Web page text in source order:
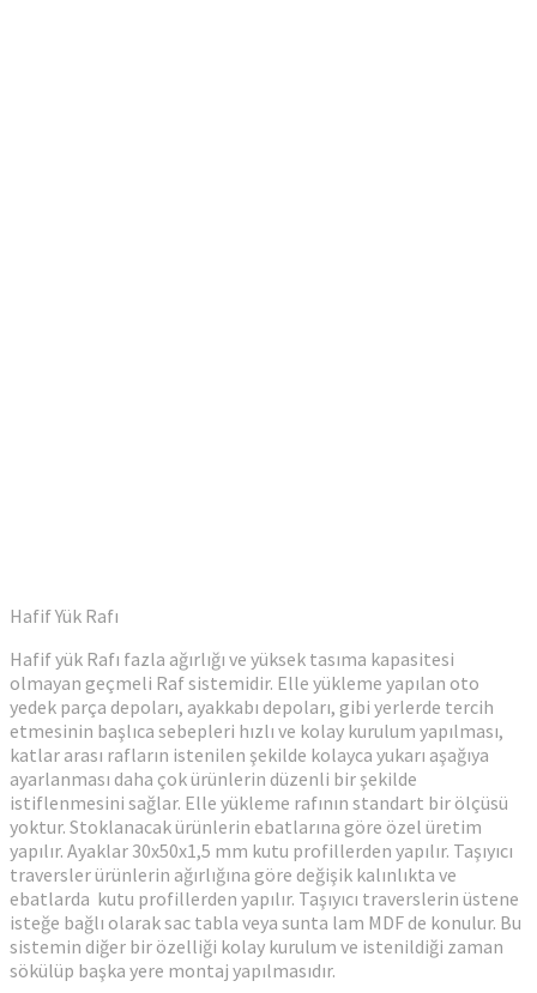
Hafif Yük Rafı
Hafif yük Rafı fazla ağırlığı ve yüksek tasıma kapasitesi
olmayan geçmeli Raf sistemidir. Elle yükleme yapılan oto
yedek parça depoları, ayakkabı depoları, gibi yerlerde tercih
etmesinin başlıca sebepleri hızlı ve kolay kurulum yapılması,
katlar arası rafların istenilen şekilde kolayca yukarı aşağıya
ayarlanması daha çok ürünlerin düzenli bir şekilde
istiflenmesini sağlar. Elle yükleme rafının standart bir ölçüsü
yoktur. Stoklanacak ürünlerin ebatlarına göre özel üretim
yapılır. Ayaklar 30x50x1,5 mm kutu profillerden yapılır. Taşıyıcı
traversler ürünlerin ağırlığına göre değişik kalınlıkta ve
ebatlarda kutu profillerden yapılır. Taşıyıcı traverslerin üstene
isteğe bağlı olarak sac tabla veya sunta lam MDF de konulur. Bu
sistemin diğer bir özelliği kolay kurulum ve istenildiği zaman
sökülüp başka yere montaj yapılmasıdır.